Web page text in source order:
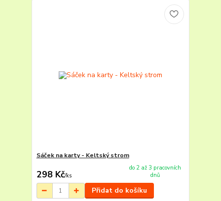
Sáček na karty - Keltský strom
298 Kč/ks
do 2 až 3 pracovních
dnů
Přidat do košíku